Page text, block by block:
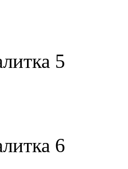
5
6